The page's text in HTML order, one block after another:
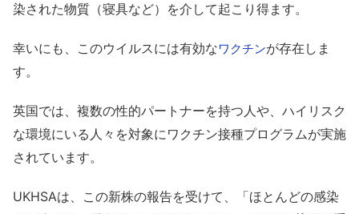
染された物質（寝具など）を介して起こり得ます。
幸いにも、このウイルスには有効なワクチンが存在しま
す。
英国では、複数の性的パートナーを持つ人や、ハイリスク
な環境にいる人々を対象にワクチン接種プログラムが実施
されています。
UKHSAは、この新株の報告を受けて、「ほとんどの感染